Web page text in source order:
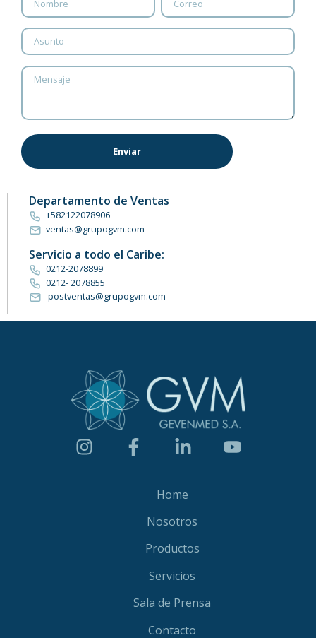
Departamento de Ventas
+582122078906
ventas@grupogvm.com
Servicio a todo el Caribe:
0212-2078899
0212- 2078855
postventas@grupogvm.com
Home
Nosotros
Productos
Servicios
Sala de Prensa
Contacto